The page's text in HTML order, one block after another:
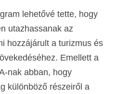
lehetővé tette, hogy
utazhassanak az
hozzájárult a turizmus és
Emellett a
nak abban, hogy
különböző részeiről a